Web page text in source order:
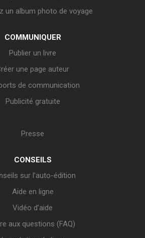
un album photo de voyage
COMMUNIQUER
Publier un livre
une page auteur
de communication
Publicité gratuite
Presse
CONSEILS
sur l’auto-édition
Aide en ligne
Vidéo d’aide
aux questions (FAQ)